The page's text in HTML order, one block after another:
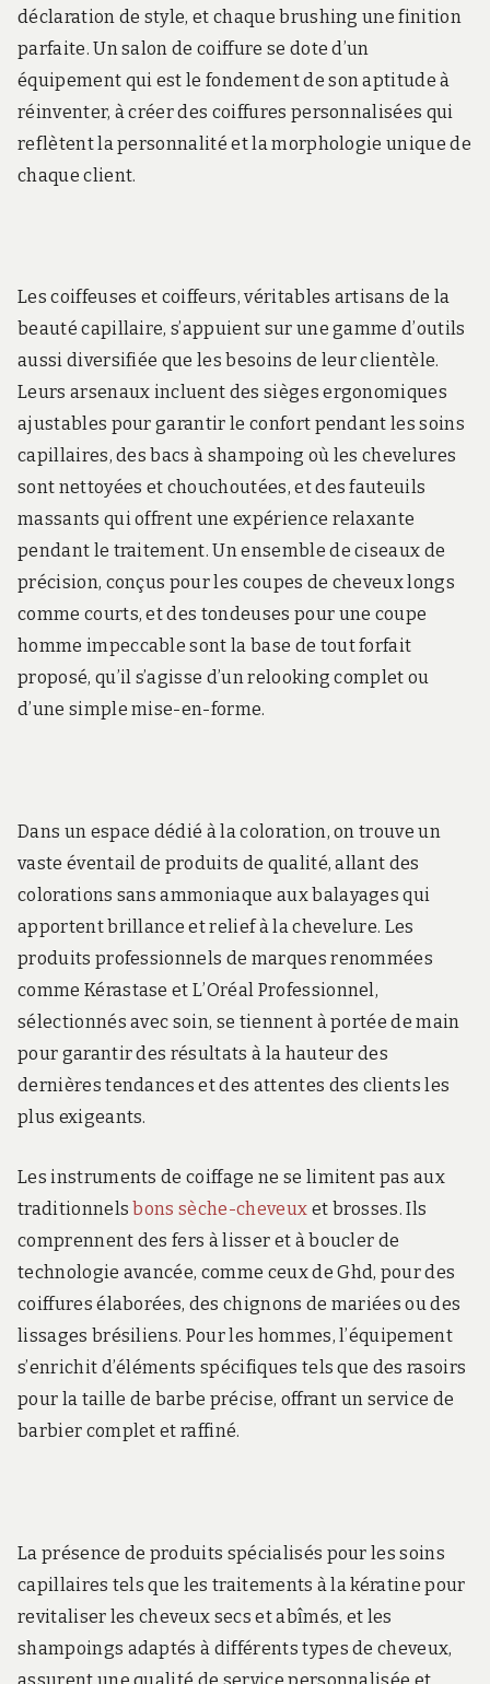
déclaration de style, et chaque brushing une finition
parfaite. Un salon de coiffure se dote d’un
équipement qui est le fondement de son aptitude à
réinventer, à créer des coiffures personnalisées qui
reflètent la personnalité et la morphologie unique de
chaque client.
Les coiffeuses et coiffeurs, véritables artisans de la
beauté capillaire, s’appuient sur une gamme d’outils
aussi diversifiée que les besoins de leur clientèle.
Leurs arsenaux incluent des sièges ergonomiques
ajustables pour garantir le confort pendant les soins
capillaires, des bacs à shampoing où les chevelures
sont nettoyées et chouchoutées, et des fauteuils
massants qui offrent une expérience relaxante
pendant le traitement. Un ensemble de ciseaux de
précision, conçus pour les coupes de cheveux longs
comme courts, et des tondeuses pour une coupe
homme impeccable sont la base de tout forfait
proposé, qu’il s’agisse d’un relooking complet ou
d’une simple mise-en-forme.
Dans un espace dédié à la coloration, on trouve un
vaste éventail de produits de qualité, allant des
colorations sans ammoniaque aux balayages qui
apportent brillance et relief à la chevelure. Les
produits professionnels de marques renommées
comme Kérastase et L’Oréal Professionnel,
sélectionnés avec soin, se tiennent à portée de main
pour garantir des résultats à la hauteur des
dernières tendances et des attentes des clients les
plus exigeants.
Les instruments de coiffage ne se limitent pas aux
traditionnels bons sèche-cheveux et brosses. Ils
comprennent des fers à lisser et à boucler de
technologie avancée, comme ceux de Ghd, pour des
coiffures élaborées, des chignons de mariées ou des
lissages brésiliens. Pour les hommes, l’équipement
s’enrichit d’éléments spécifiques tels que des rasoirs
pour la taille de barbe précise, offrant un service de
barbier complet et raffiné.
La présence de produits spécialisés pour les soins
capillaires tels que les traitements à la kératine pour
revitaliser les cheveux secs et abîmés, et les
shampoings adaptés à différents types de cheveux,
assurent une qualité de service personnalisée et